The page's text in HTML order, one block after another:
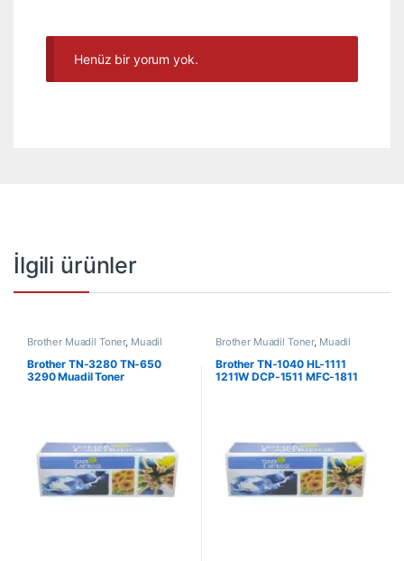
Henüz bir yorum yok.
İlgili ürünler
Brother Muadil Toner, Muadil
Brother TN-3280 TN-650
3290 Muadil Toner
Brother Muadil Toner, Muadil
Brother TN-1040 HL-1111
1211W DCP-1511 MFC-1811